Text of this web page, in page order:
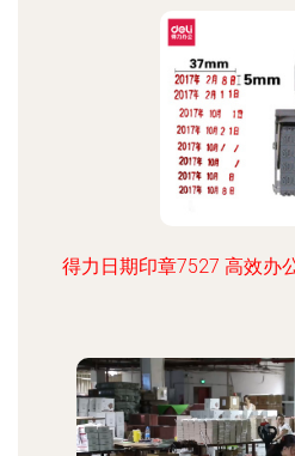
得力日期印章7527 高效办